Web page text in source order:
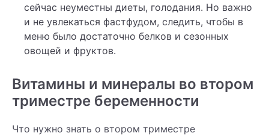
сейчас неуместны диеты, голодания. Но важно
и не увлекаться фастфудом, следить, чтобы в
меню было достаточно белков и сезонных
овощей и фруктов.
Витамины и минералы во втором
триместре беременности
Что нужно знать о втором триместре